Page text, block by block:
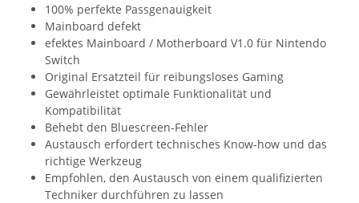
100% perfekte Passgenauigkeit
Mainboard defekt
efektes Mainboard / Motherboard V1.0 für Nintendo
Switch
Original Ersatzteil für reibungsloses Gaming
Gewährleistet optimale Funktionalität und
Kompatibilität
Behebt den Bluescreen-Fehler
Austausch erfordert technisches Know-how und das
richtige Werkzeug
Empfohlen, den Austausch von einem qualifizierten
Techniker durchführen zu lassen